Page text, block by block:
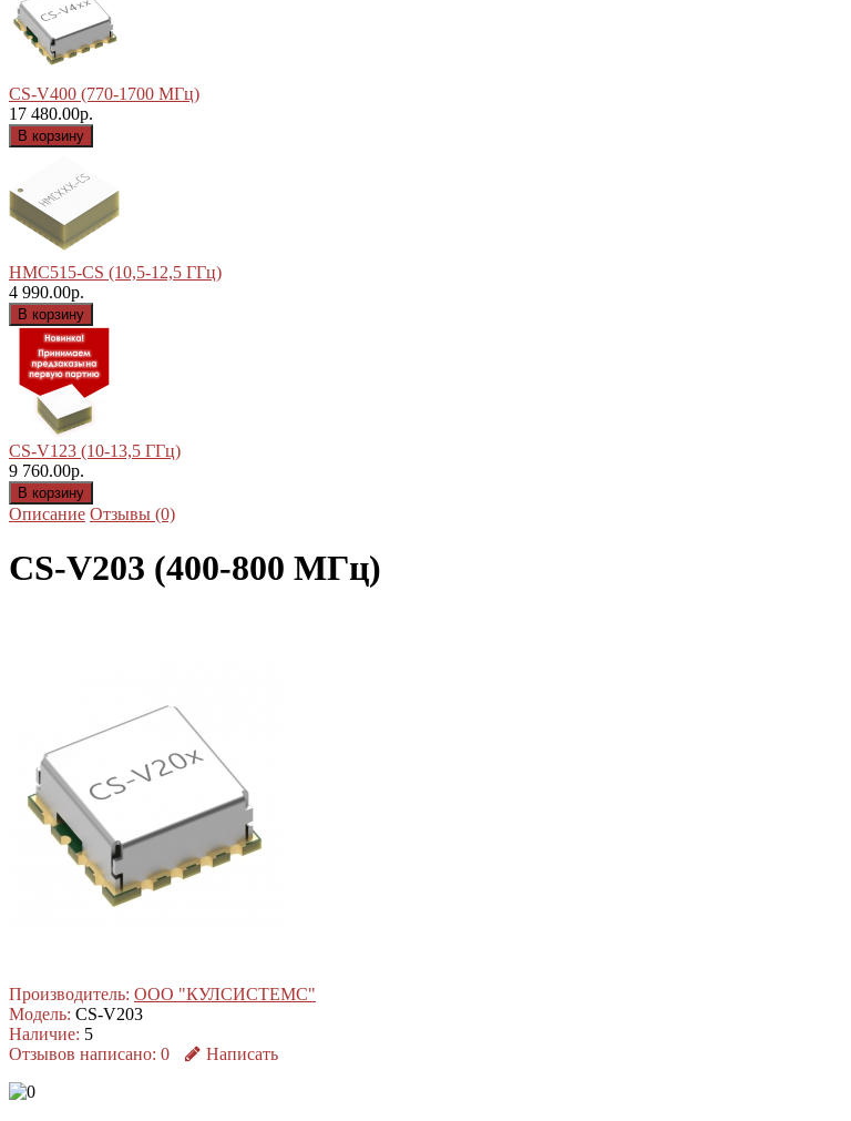
CS-V400 (770-1700 МГц)
17 480.00р.
HMC515-CS (10,5-12,5 ГГц)
4 990.00р.
CS-V123 (10-13,5 ГГц)
9 760.00р.
Описание Отзывы (0)
CS-V203 (400-800 МГц)
Производитель: ООО "КУЛСИСТЕМС"
Модель: CS-V203
Наличие: 5
Отзывов написано: 0 Написать